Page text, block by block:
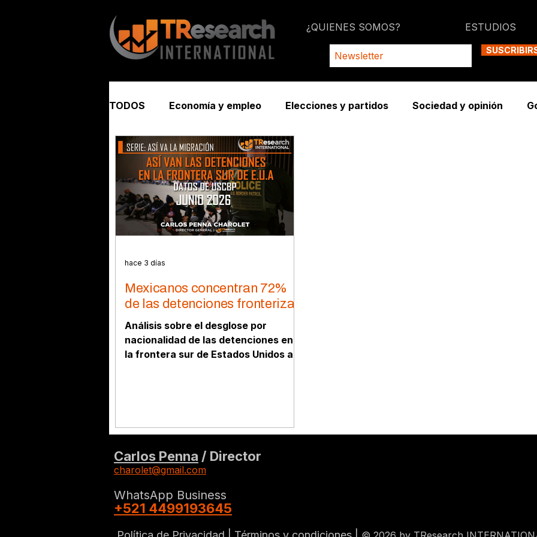
¿QUIENES SOMOS? ESTUDIOS
TODOS Economía y empleo Elecciones y partidos Sociedad y opinión
Seguridad y justicia
Mexicanos concentran 72%
de las detenciones fronterizas
Análisis sobre el desglose por
nacionalidad de las detenciones en
la frontera sur de Estados Unidos al
hace 3 días
Carlos Penna / Director
charolet@gmail.com
WhatsApp Business
+521 4499193645